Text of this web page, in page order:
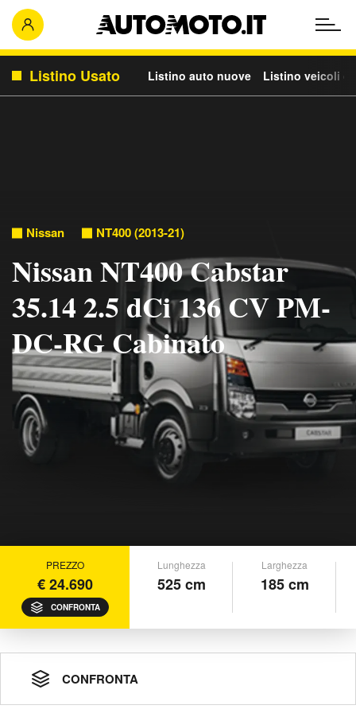
Listino Usato Listino auto nuove Listino veicoli
Nissan NT400 (2013-21)
Nissan NT400 Cabstar
35.14 2.5 dCi 136 CV PM-
DC-RG Cabinato
PREZZO
€ 24.690
CONFRONTA
Lunghezza
525 cm
Larghezza
185 cm
CONFRONTA